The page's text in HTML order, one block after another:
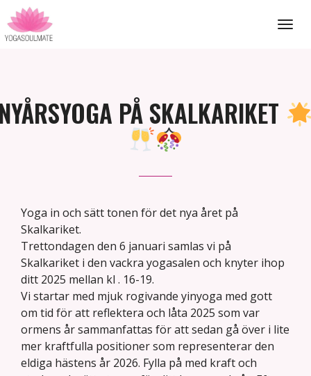
Toggle
PÅ SKALKARIKET
Yoga in och sätt tonen för det nya året på
Skalkariket.
Trettondagen den 6 januari samlas vi på
Skalkariket i den vackra yogasalen och knyter ihop
ditt 2025 mellan kl . 16-19.
Vi startar med mjuk rogivande yinyoga med gott
om tid för att reflektera och låta 2025 som var
ormens år sammanfattas för att sedan gå över i lite
mer kraftfulla positioner som representerar den
eldiga hästens år 2026. Fylla på med kraft och